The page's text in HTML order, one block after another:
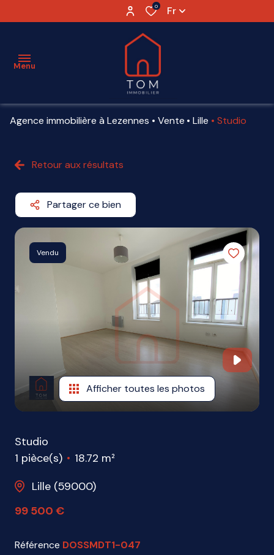
0 Fr
Menu
ESTIMATION
VENTE
VENDU
PARTENAIRES
CONTACTER
Agence immobilière à Lezennes Vente Lille Studio
Retour aux résultats
Partager ce bien
Vendu
Afficher toutes les photos
Studio
1 pièce(s)
18.72 m²
Lille (59000)
99 500 €
Référence DOSSMDT1-047